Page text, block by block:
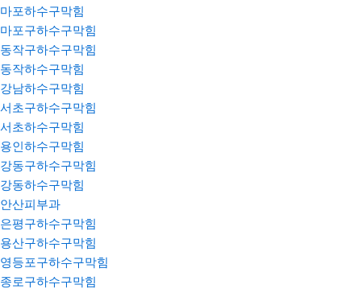
마포하수구막힘
마포구하수구막힘
동작구하수구막힘
동작하수구막힘
강남하수구막힘
서초구하수구막힘
서초하수구막힘
용인하수구막힘
강동구하수구막힘
강동하수구막힘
안산피부과
은평구하수구막힘
용산구하수구막힘
영등포구하수구막힘
종로구하수구막힘